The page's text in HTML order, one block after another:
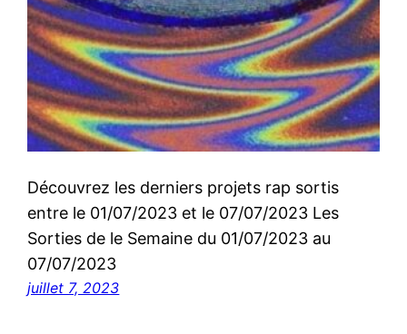
Découvrez les derniers projets rap sortis
entre le 01/07/2023 et le 07/07/2023 Les
Sorties de le Semaine du 01/07/2023 au
07/07/2023
juillet 7, 2023